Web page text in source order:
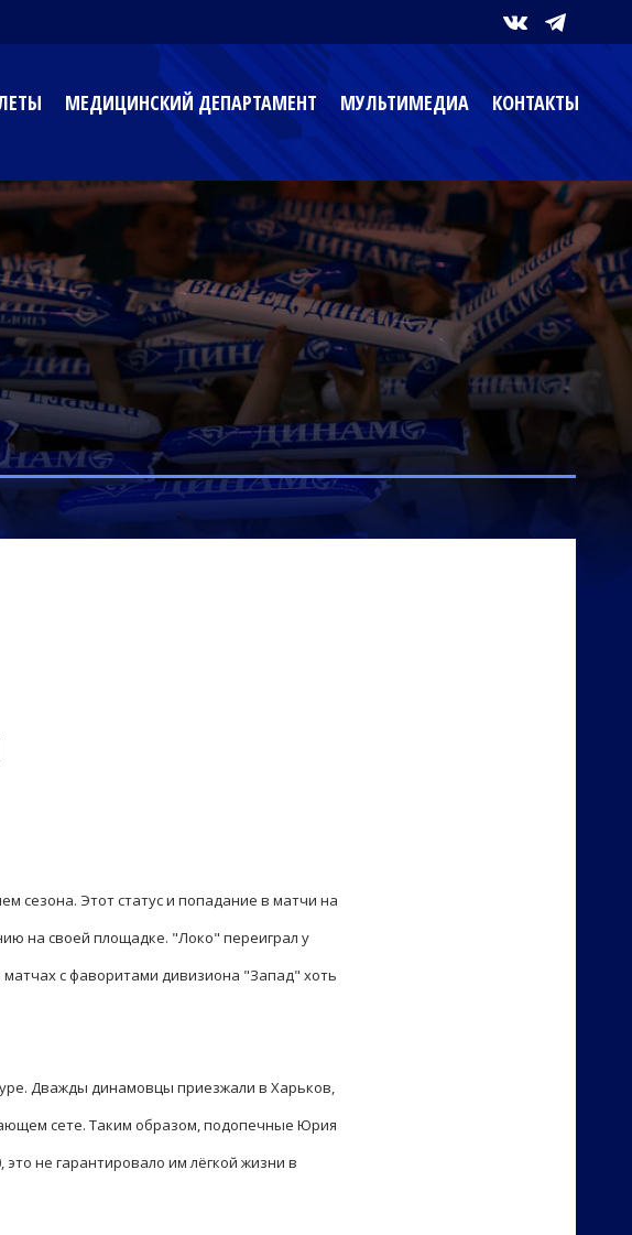
МЕДИЦИНСКИЙ ДЕПАРТАМЕНТ МУЛЬТИМЕДИА КОНТАКТЫ
сезона. Этот статус и попадание в матчи на
на своей площадке. "Локо" переиграл у
с фаворитами дивизиона "Запад" хоть
Дважды динамовцы приезжали в Харьков,
сете. Таким образом, подопечные Юрия
не гарантировало им лёгкой жизни в